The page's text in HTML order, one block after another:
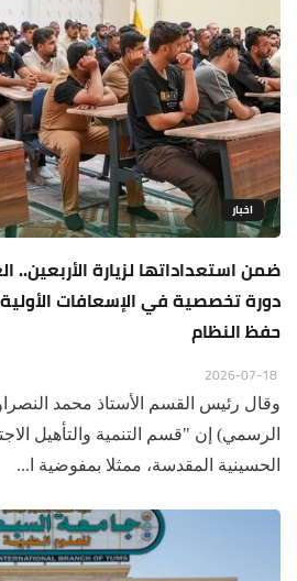
اخبار
ضمن استعداداتها لزيارة الأربعين..
دورة تخصصية في الإسعافات
حفظ النظام
وقال رئيس القسم الأستاذ محمد
الرسمي) إن "قسم التنمية والتأهيل
الحسينية المقدسة، ممثلا بمفوضية ا...